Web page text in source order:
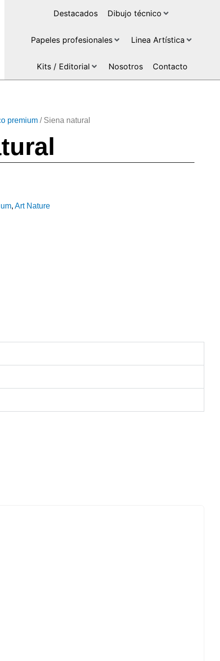
Destacados Dibujo técnico
Papeles profesionales Linea Artística
Kits / Editorial Nosotros Contacto
premium / Siena natural
, Art Nature